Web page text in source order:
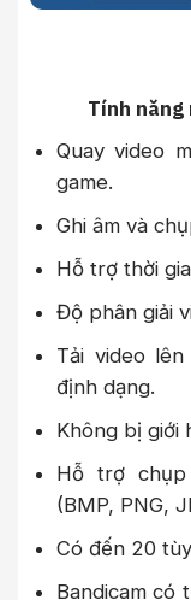
Tính năng
Quay video
game.
Ghi âm và
Hỗ trợ thời
Độ phân giải
Tải video
định dạng.
Không bị giới
Hỗ trợ
(BMP, PNG,
Có đến 20
Bandicam có